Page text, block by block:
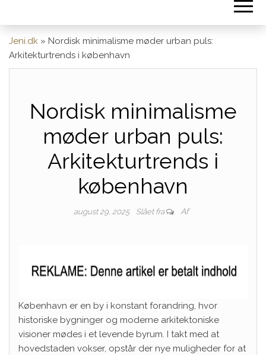
Jeni.dk » Nordisk minimalisme møder urban puls:
Arkitekturtrends i københavn
Nordisk minimalisme
møder urban puls:
Arkitekturtrends i
københavn
august 29, 2025 Slået fra Af
København er en by i konstant forandring, hvor
historiske bygninger og moderne arkitektoniske
visioner mødes i et levende byrum. I takt med at
hovedstaden vokser, opstår der nye muligheder for at